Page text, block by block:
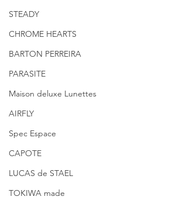
STEADY
CHROME HEARTS
BARTON PERREIRA
PARASITE
Maison deluxe Lunettes
AIRFLY
Spec Espace
CAPOTE
LUCAS de STAEL
TOKIWA made